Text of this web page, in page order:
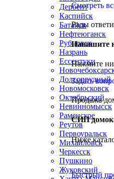
Дербент
Каспийск
Батайск
Нефтеюганск
Рубцовск
Назрань
Ессентуки
Долгопрудный
Новомосковск
Октябрьский
Невинномысск
Раменское
Реутов
Первоуральск
Михайловск
Черкесск
Пушкино
Жуковский
Смотреть
Рады
Напишите
Нажмите
Задать
Продажа
СИП
Ниже
Быстрый